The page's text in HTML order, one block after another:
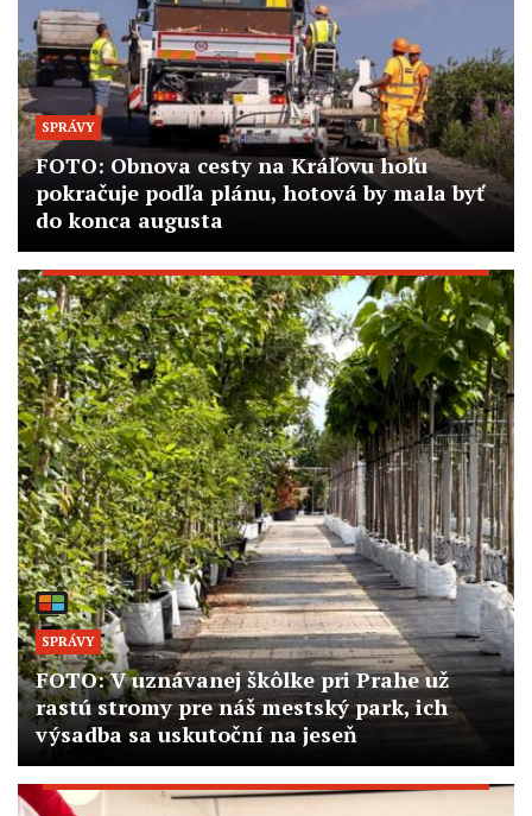
SPRÁVY
FOTO: Obnova cesty na Kráľovu hoľu
pokračuje podľa plánu, hotová by mala byť
do konca augusta
SPRÁVY
FOTO: V uznávanej škôlke pri Prahe už
rastú stromy pre náš mestský park, ich
výsadba sa uskutoční na jeseň